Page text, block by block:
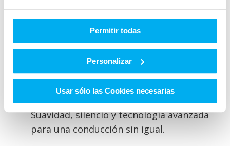
Permitir todas
Personalizar
Usar sólo las Cookies necesarias
Eficiencia energética: Reducción del
consumo de combustible y menor
impacto ambiental.
Ventajas fiscales: Bonificaciones en el
impuesto de matriculación y acceso a
zonas restringidas.
Experiencia de conducción premium:
Suavidad, silencio y tecnología avanzada
para una conducción sin igual.